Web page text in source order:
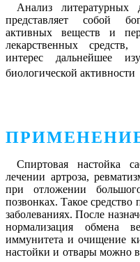
Анализ литературных
представляет собой
активных веществ и
лекарственных
интерес дальнейшее
биологической активности
Спиртовая настойка
лечении артроза,
при отложении
позвонках. Такое
заболеваниях. После
нормализация обмена
иммунитета и очищение
настойки и отвары можно